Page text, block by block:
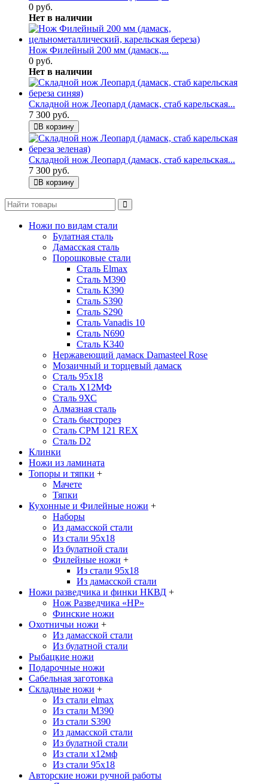
0 руб.
Нет в наличии
Нож Филейный 200 мм (дамаск,...
0 руб.
Нет в наличии
Складной нож Леопард (дамаск, стаб карельская...
7 300 руб.
В корзину
Складной нож Леопард (дамаск, стаб карельская...
7 300 руб.
В корзину
Ножи по видам стали
Булатная сталь
Дамасская сталь
Порошковые стали
Сталь Elmax
Сталь М390
Сталь К390
Сталь S390
Сталь S290
Сталь Vanadis 10
Сталь N690
Сталь К340
Нержавеющий дамаск Damasteel Rose
Мозаичный и торцевый дамаск
Сталь 95х18
Сталь Х12МФ
Сталь 9ХС
Алмазная сталь
Сталь быстрорез
Сталь CPM 121 REX
Сталь D2
Клинки
Ножи из ламината
Топоры и тяпки +
Мачете
Тяпки
Кухонные и Филейные ножи +
Наборы
Из дамасской стали
Из стали 95х18
Из булатной стали
Филейные ножи +
Из стали 95х18
Из дамасской стали
Ножи разведчика и финки НКВД +
Нож Разведчика «НР»
Финские ножи
Охотничьи ножи +
Из дамасской стали
Из булатной стали
Рыбацкие ножи
Подарочные ножи
Сабельная заготовка
Складные ножи +
Из стали elmax
Из стали М390
Из стали S390
Из дамасской стали
Из булатной стали
Из стали х12мф
Из стали 95х18
Авторские ножи ручной работы